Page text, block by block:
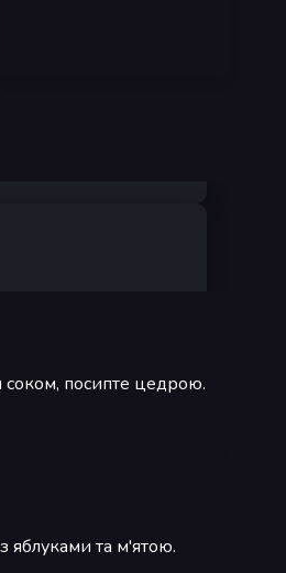
соком, посипте цедрою.
яблуками та м'ятою.